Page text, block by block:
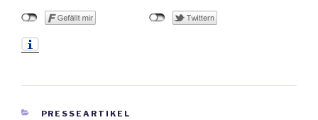
KATEGORIEN
PRESSEARTIKEL